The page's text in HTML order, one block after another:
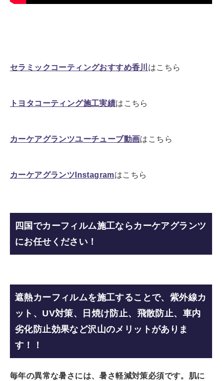
セラミックコーティングおすすめ香川 はこちら
トヨタコーティング施工実績はこちら
カーケアグランツユーチューブ動画はこちら
カーケアグランツInstagramはこちら
四国でカーフィルム施工ならカーケアグランツ
にお任せください！
遮熱カーフィルムを施工することで、紫外線カ
ット、UV対策、日焼け防止、飛散防止、車内
劣化防止効果など沢山のメリットがありま
す！！
毎年の異常な暑さには、暑さ軽減対策必須です。 肌に